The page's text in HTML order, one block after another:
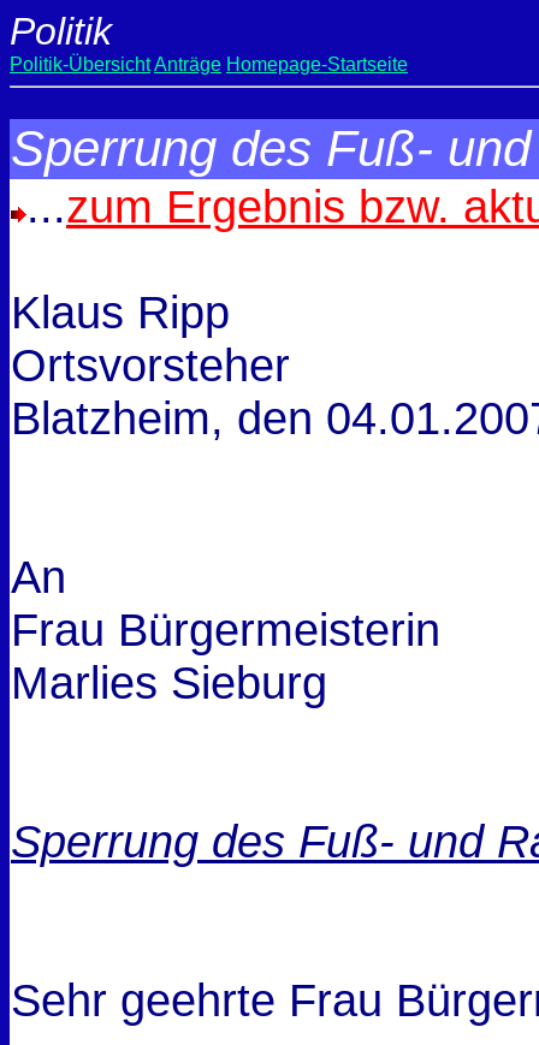
Politik
Politik-ÜbersichtAnträge Homepage-Startseite
Sperrung des Fuß-
...zum Ergebnis bzw.
Klaus Ripp
Ortsvorsteher
Blatzheim, den
An
Frau Bürgermeisterin
Marlies Sieburg
Sperrung des Fuß- und
Sehr geehrte Frau